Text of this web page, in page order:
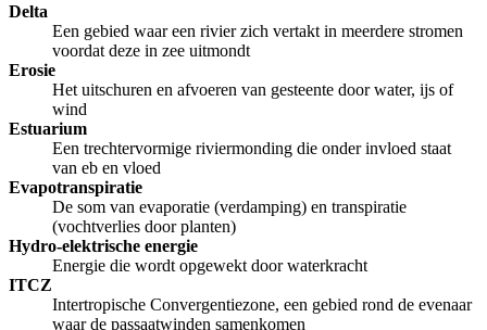
Delta
Een gebied waar een rivier zich vertakt in meerdere stromen
voordat deze in zee uitmondt
Erosie
Het uitschuren en afvoeren van gesteente door water, ijs of
wind
Estuarium
Een trechtervormige riviermonding die onder invloed staat
van eb en vloed
Evapotranspiratie
De som van evaporatie (verdamping) en transpiratie
(vochtverlies door planten)
Hydro-elektrische energie
Energie die wordt opgewekt door waterkracht
ITCZ
Intertropische Convergentiezone, een gebied rond de evenaar
waar de passaatwinden samenkomen